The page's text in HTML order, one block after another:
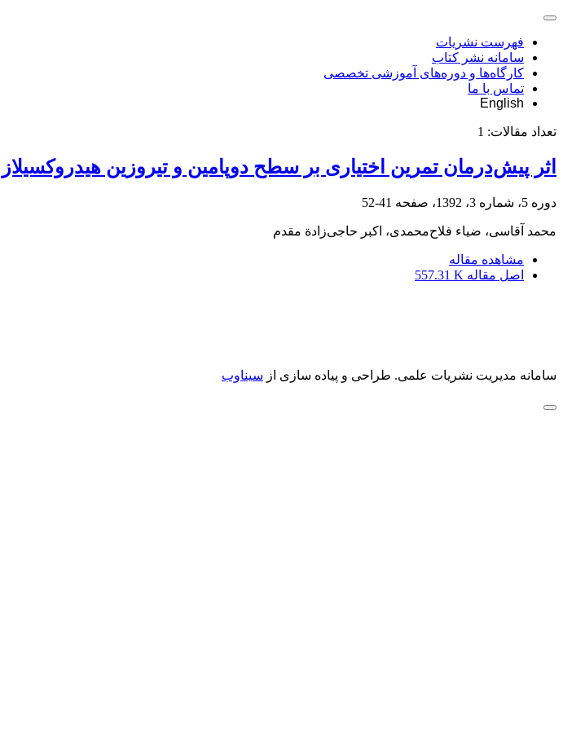
فهرست نشریات
سامانه نشر کتاب
کارگاه‌ها و دوره‌های آموزشی تخصصی
تماس با ما
English
تعداد مقالات: 1
اثر پیش‌درمان تمرین اختیاری بر سطح دوپامین و تیروزین
دوره 5، شماره 3، 1392، صفحه 41-52
محمد آقاسی، ضیاء فلاح‌محمدی، اکبر حاجی‌زادة مقدم
مشاهده مقاله
اصل مقاله 557.31 K
سامانه مدیریت نشریات علمی. طراحی و پیاده سازی از سیناوب